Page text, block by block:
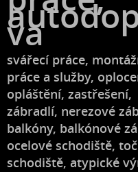
va
svářecí práce,
práce a služby,
opláštění, zastřešení,
zábradlí, nerezové
balkóny, balkónové
ocelové schodiště,
schodiště, atypické